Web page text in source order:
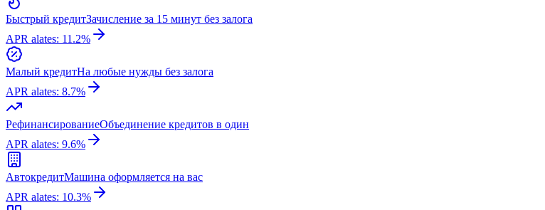
Быстрый кредитЗачисление за 15 минут без залога
APR alates: 11.2%
Малый кредитНа любые нужды без залога
APR alates: 8.7%
РефинансированиеОбъединение кредитов в один
APR alates: 9.6%
АвтокредитМашина оформляется на вас
APR alates: 10.3%